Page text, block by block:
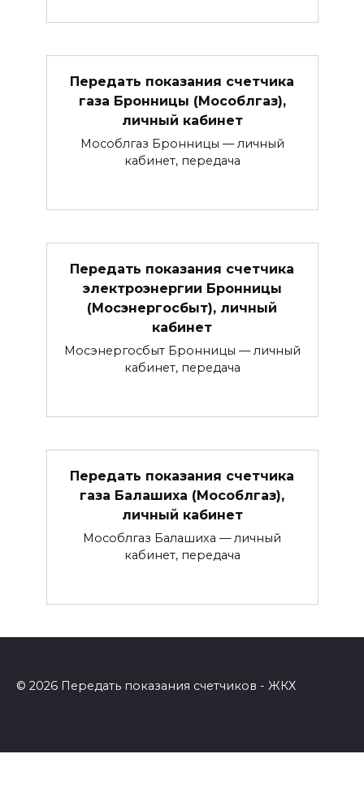
Передать показания счетчика
газа Бронницы (Мособлгаз),
личный кабинет
Мособлгаз Бронницы — личный
кабинет, передача
Передать показания счетчика
электроэнергии Бронницы
(Мосэнергосбыт), личный
кабинет
Мосэнергосбыт Бронницы — личный
кабинет, передача
Передать показания счетчика
газа Балашиха (Мособлгаз),
личный кабинет
Мособлгаз Балашиха — личный
кабинет, передача
© 2026 Передать показания счетчиков - ЖКХ